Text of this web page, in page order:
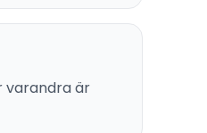
varandra är